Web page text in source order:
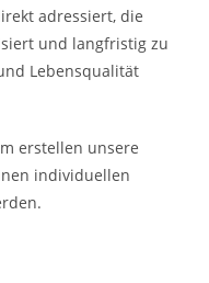
adressiert, die
und langfristig zu
Lebensqualität
erstellen unsere
individuellen